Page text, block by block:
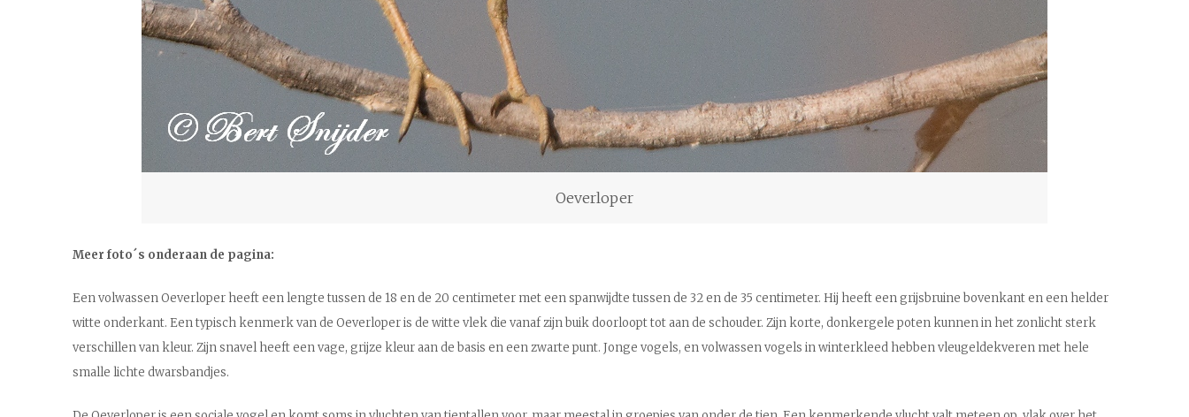
Oeverloper
Meer foto´s onderaan de pagina:
Een volwassen Oeverloper heeft een lengte tussen de 18 en de 20 centimeter met een spanwijdte tussen de 32 en de 35 centimeter. Hij heeft een grijsbruine bovenkant en een helder
witte onderkant. Een typisch kenmerk van de Oeverloper is de witte vlek die vanaf zijn buik doorloopt tot aan de schouder. Zijn korte, donkergele poten kunnen in het zonlicht sterk
verschillen van kleur. Zijn snavel heeft een vage, grijze kleur aan de basis en een zwarte punt. Jonge vogels, en volwassen vogels in winterkleed hebben vleugeldekveren met hele
smalle lichte dwarsbandjes.